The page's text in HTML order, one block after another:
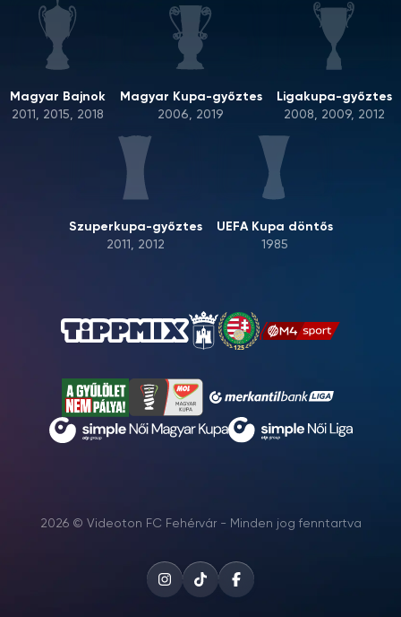
Magyar Bajnok
2011, 2015, 2018
Magyar Kupa-győztes
2006, 2019
Ligakupa-győztes
2008, 2009, 2012
Szuperkupa-győztes
2011, 2012
UEFA Kupa döntős
1985
2026 © Videoton FC Fehérvár - Minden jog fenntartva